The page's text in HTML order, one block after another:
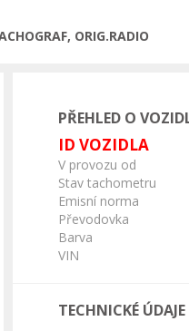
ORIG.RADIO
PŘEHLED O
ID VOZIDLA
V provozu od
Stav tachometru
Emisní norma
Převodovka
Barva
VIN
TECHNICKÉ ÚDAJE